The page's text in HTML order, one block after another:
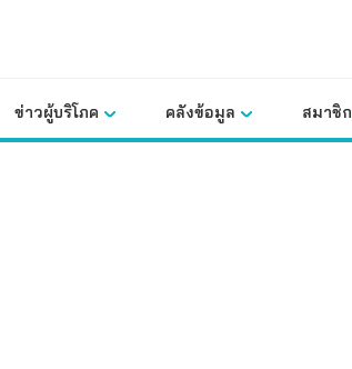
ข่าวผู้บริโภค คลังข้อมูล สมาชิก